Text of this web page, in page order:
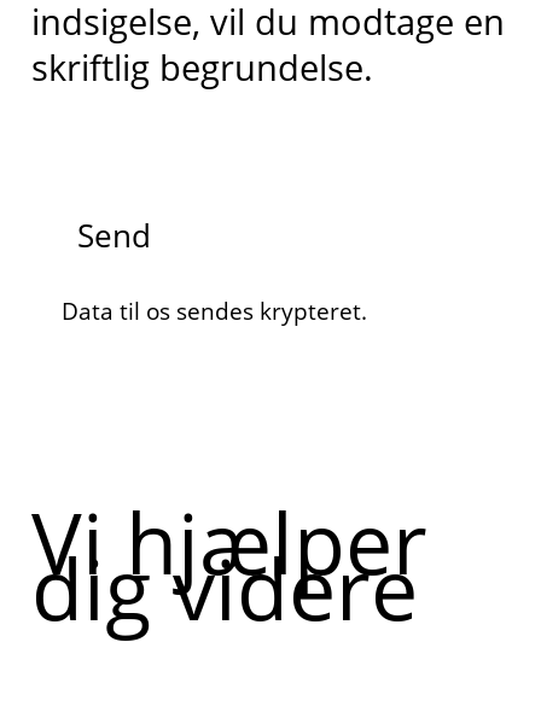
indsigelse, vil du modtage en
skriftlig begrundelse.
Send
Data til os sendes krypteret.
Vi hjælper
dig videre